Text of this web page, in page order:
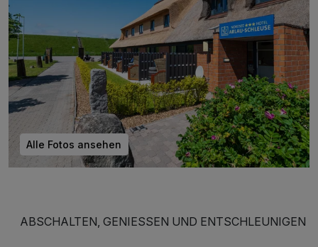
Alle Fotos ansehen
ABSCHALTEN, GENIESSEN UND ENTSCHLEUNIGEN